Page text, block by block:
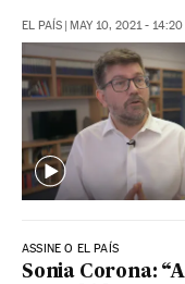
EL PAÍS MAY 10, 2021 - 14:20
ASSINE O EL PAÍS
Sonia Corona: